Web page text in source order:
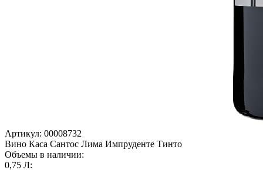
Артикул: 00008732
Вино Каса Сантос Лима Импруденте Тинто
Объемы в наличии:
0,75 Л: